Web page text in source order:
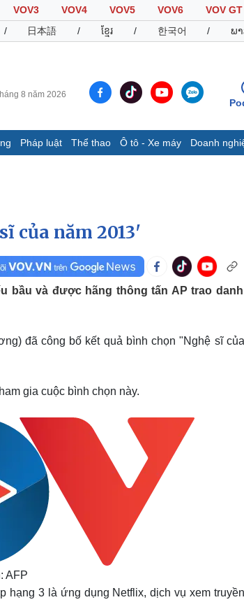
VOV3 VOV4 VOV5 VOV6
VOV GT
/ 日本語 / ខ្មែរ / 한국어 / ພ
8 năm 2026
Pháp luật Thể thao Ô tô - Xe máy Doanh
Infographic
thao
Ô tô - Xe máy
Tư vấn
Giải trí
Thời trang
Sao Việt
của năm 2013'
bầu và được hãng thông tấn AP trao
đã công bố kết quả bình chọn "Nghệ sĩ
gia cuộc bình chọn này.
AFP
hạng 3 là ứng dụng Netflix, dịch vụ xem